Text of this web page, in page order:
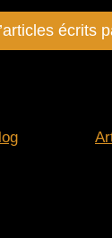
écrits